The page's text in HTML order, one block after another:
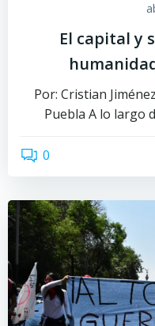
El capital y
Por: Cristian
Puebla A lo largo
0